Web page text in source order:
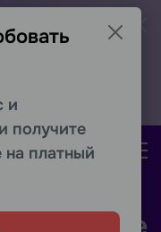
любого
и
получите
на платный